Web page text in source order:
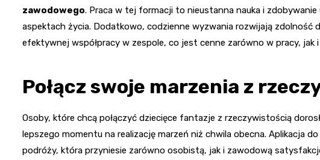
zawodowego. Praca w tej formacji to nieustanna nauka i
aspektach życia. Dodatkowo, codzienne wyzwania rozwijają zdolność
efektywnej współpracy w zespole, co jest cenne zarówno w pracy, jak i
Połącz swoje marzenia z
Osoby, które chcą połączyć dziecięce fantazje z rzeczywistością
lepszego momentu na realizację marzeń niż chwila obecna. Aplikacja
podróży, która przyniesie zarówno osobistą, jak i zawodową